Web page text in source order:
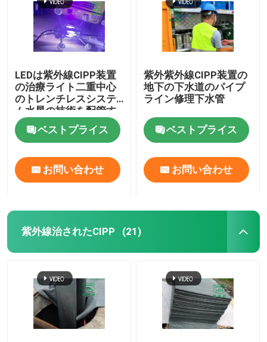
排水ポンプ
LEDは紫外線CIPP装置
の治療ライト二重中心
のトレンチレスシステ
ム水星の技術を配管す
る
ベストプライス
お問い合わせ
紫外紫外線CIPP装置の
地下の下水道のパイプ
ライン修理下水管
ベストプライス
お問い合わせ
紫外線治されたCIPP (21)